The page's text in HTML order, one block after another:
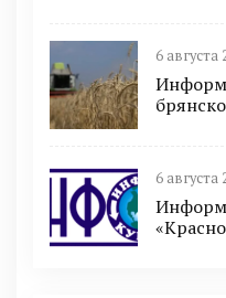
6 августа
6 августа